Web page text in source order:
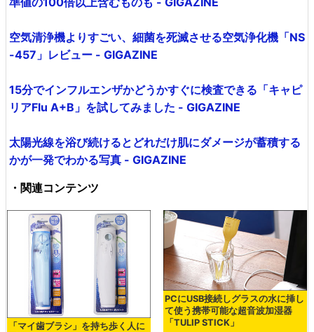
空気清浄機よりすごい、細菌を死滅させる空気浄化機「NS
-457」レビュー - GIGAZINE
15分でインフルエンザかどうかすぐに検査できる「キャピ
リアFlu A+B」を試してみました - GIGAZINE
太陽光線を浴び続けるとどれだけ肌にダメージが蓄積する
かが一発でわかる写真 - GIGAZINE
・関連コンテンツ
「マイ歯ブラシ」を持ち歩く人に
PCにUSB接続しグラスの水に挿し
て使う携帯可能な超音波加湿器
「TULIP STICK」